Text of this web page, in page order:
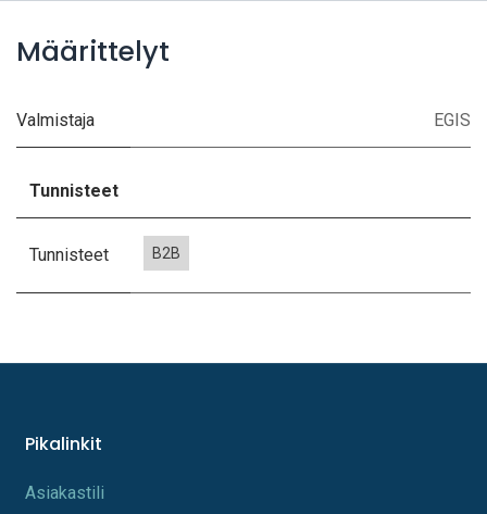
Määrittelyt
Valmistaja EGIS
Tunnisteet
Tunnisteet B2B
Pikalinkit
A​s​iakastili